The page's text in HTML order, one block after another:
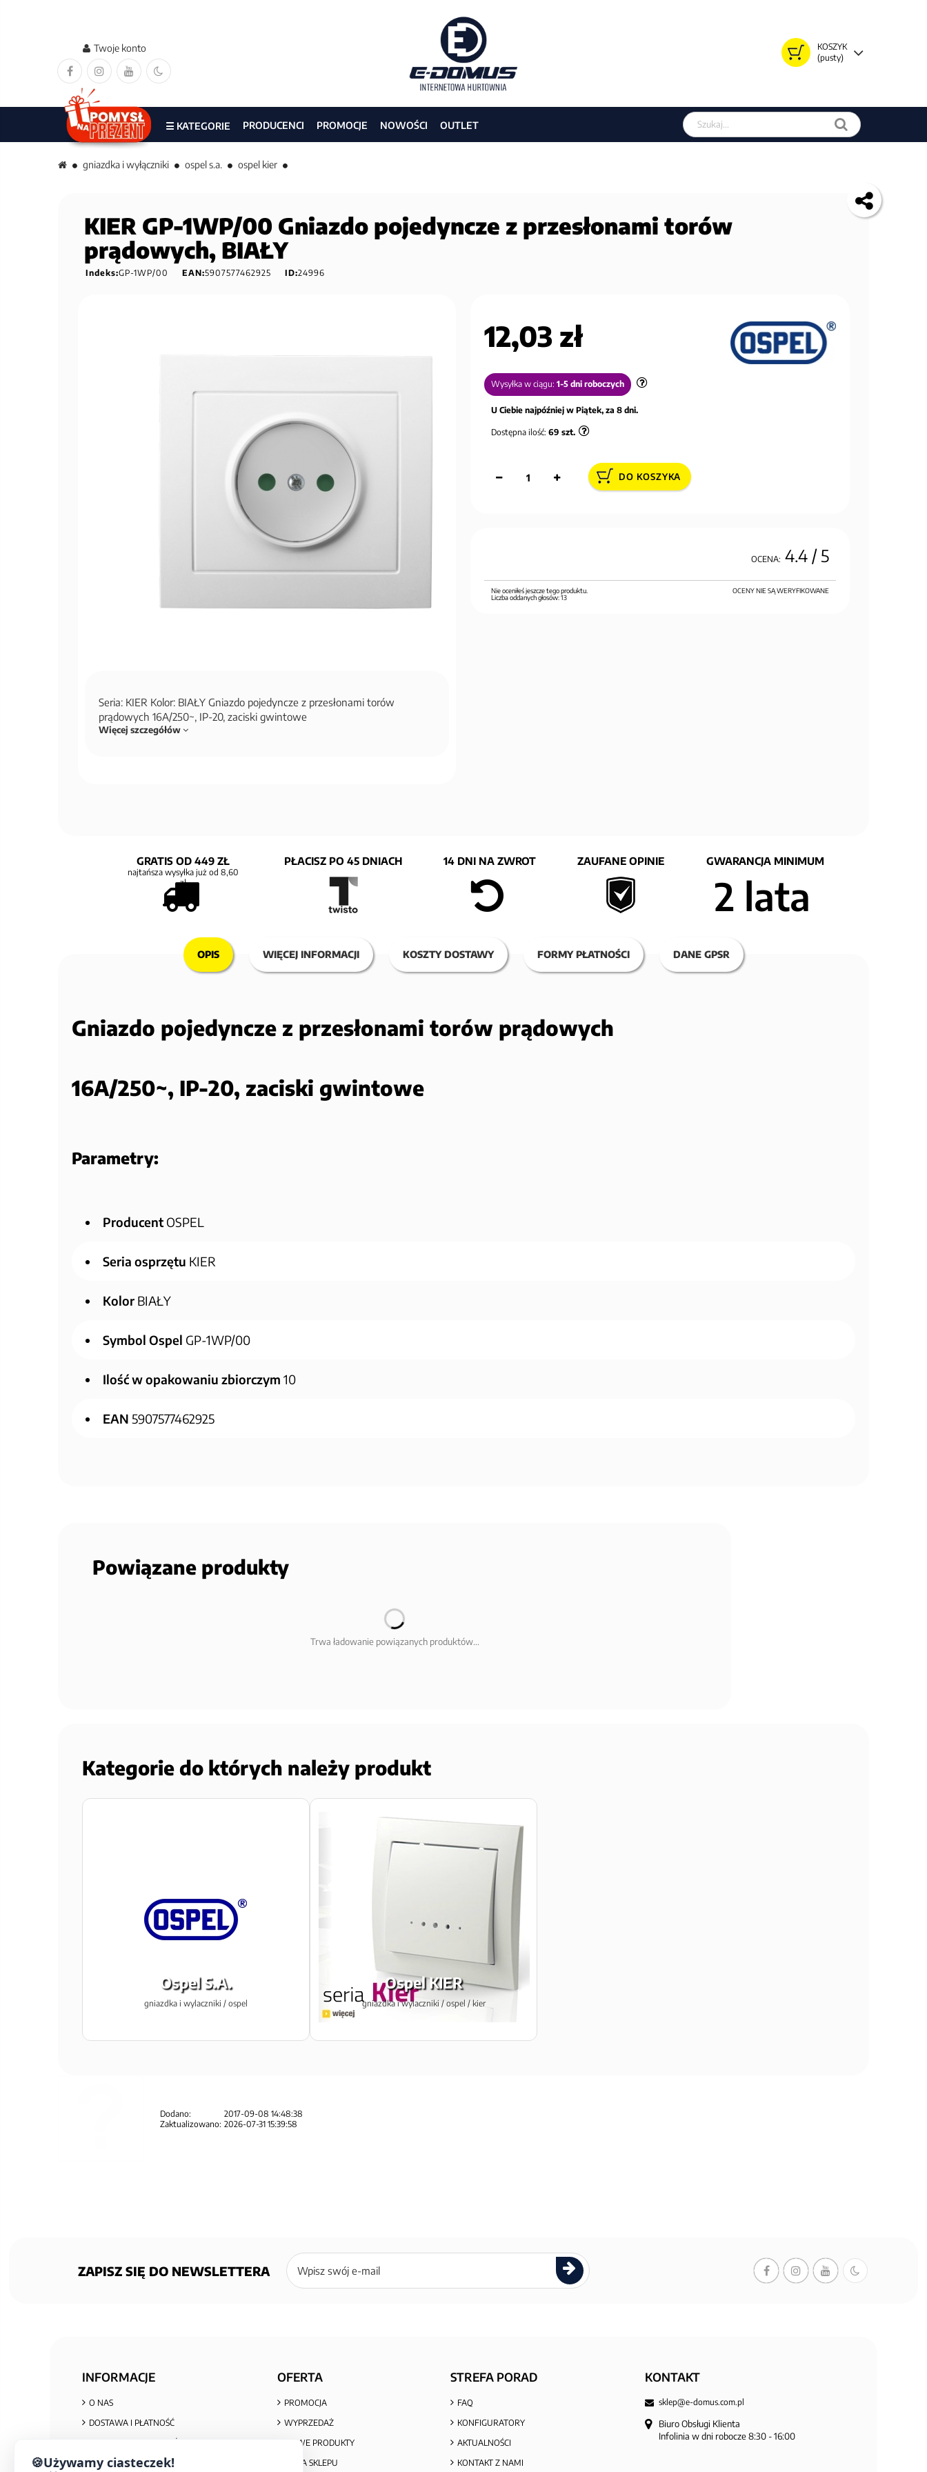
KOSZYK
(pusty)
Twoje konto
Szukaj w sklepie
☰ KATEGORIE PRODUCENCI PROMOCJE NOWOŚCI OUTLET
gniazdka i wyłączniki ospel s.a. ospel kier
KIER GP-1WP/00 Gniazdo pojedyncze z przesłonami torów
prądowych, BIAŁY
Indeks:GP-1WP/00 EAN:5907577462925 ID:24996
Seria: KIER Kolor: BIAŁY Gniazdo pojedyncze z przesłonami torów
prądowych 16A/250~, IP-20, zaciski gwintowe
Więcej szczegółów
12,03 zł
Wysyłka w ciągu: 1-5 dni roboczych
U Ciebie najpóźniej w Piątek, za 8 dni.
Dostępna ilość: 69 szt.
DO KOSZYKA
OCENA: 4.4/ 5
OCENY NIE SĄ WERYFIKOWANE
Nie oceniłeś jeszcze tego produktu.
Liczba oddanych głosów:13
GRATIS OD 449 ZŁ
najtańsza wysyłka już od 8,60
zł
PŁACISZ PO 45 DNIACH 14 DNI NA ZWROT ZAUFANE OPINIE GWARANCJA MINIMUM
2 lata
OPIS WIĘCEJ INFORMACJI KOSZTY DOSTAWY FORMY PŁATNOŚCI DANE GPSR
Gniazdo pojedyncze z przesłonami torów prądowych
16A/250~, IP-20, zaciski gwintowe
Parametry:
Producent OSPEL
Seria osprzętu KIER
Kolor BIAŁY
Symbol Ospel GP-1WP/00
Ilość w opakowaniu zbiorczym 10
EAN 5907577462925
Powiązane produkty
Trwa ładowanie powiązanych produktów...
Kategorie do których należy produkt
Ospel S.A.
gniazdka i wylaczniki / ospel
Ospel KIER
gniazdka i wylaczniki / ospel / kier
Dodano:
2017-09-08 14:48:38
Zaktualizowano: 2026-07-31 15:39:58
ZAPISZ SIĘ DO NEWSLETTERA
Zapisz
się
newslettera
INFORMACJE
O NAS
DOSTAWA I PŁATNOŚĆ
REGULAMIN ZAKUPÓW
OFERTA
PROMOCJA
WYPRZEDAŻ
NOWE PRODUKTY
MAPA SKLEPU
STREFA PORAD
FAQ
KONFIGURATORY
AKTUALNOŚCI
KONTAKT Z NAMI
KONTAKT
sklep@e-domus.com.pl
Biuro Obsługi Klienta
Infolinia w dni robocze 8:30 - 16:00
🍪Używamy ciasteczek!